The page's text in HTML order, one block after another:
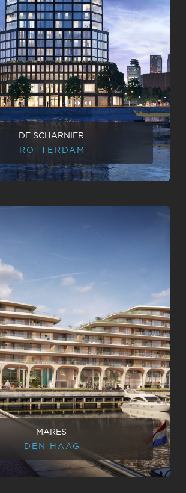
DE SCHARNIER
ROTTERDAM
MARES
DEN HAAG